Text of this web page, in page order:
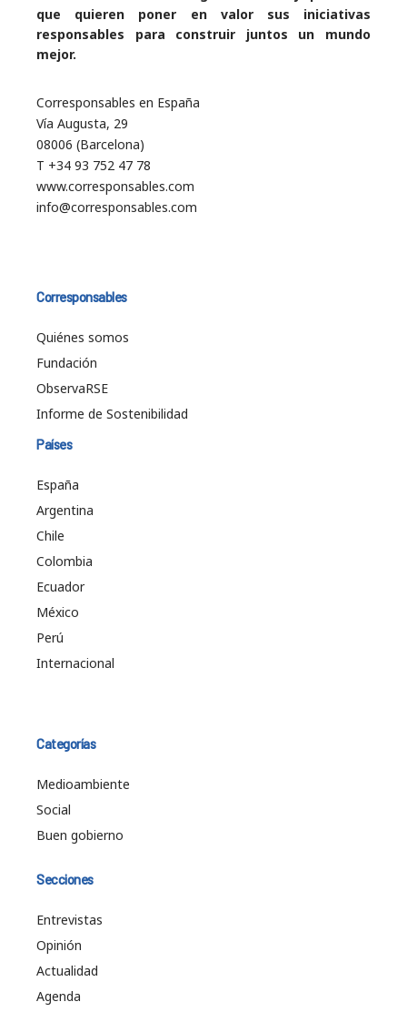
que quieren poner en valor sus iniciativas
responsables para construir juntos un mundo
mejor.
Corresponsables en España
Vía Augusta, 29
08006 (Barcelona)
T +34 93 752 47 78
www.corresponsables.com
info@corresponsables.com
Corresponsables
Quiénes somos
Fundación
ObservaRSE
Informe de Sostenibilidad
Países
España
Argentina
Chile
Colombia
Ecuador
México
Perú
Internacional
Categorías
Medioambiente
Social
Buen gobierno
Secciones
Entrevistas
Opinión
Actualidad
Agenda